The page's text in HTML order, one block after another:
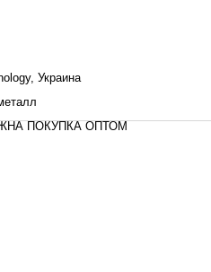
Украина
ПОКУПКА ОПТОМ